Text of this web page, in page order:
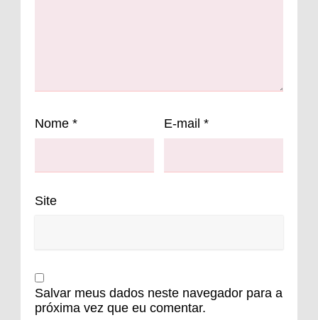
Nome * E-mail *
Site
Salvar meus dados neste navegador para a
próxima vez que eu comentar.